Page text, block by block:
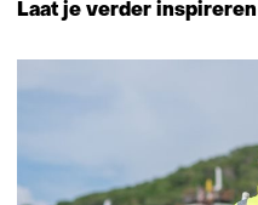
Laat je verder inspireren